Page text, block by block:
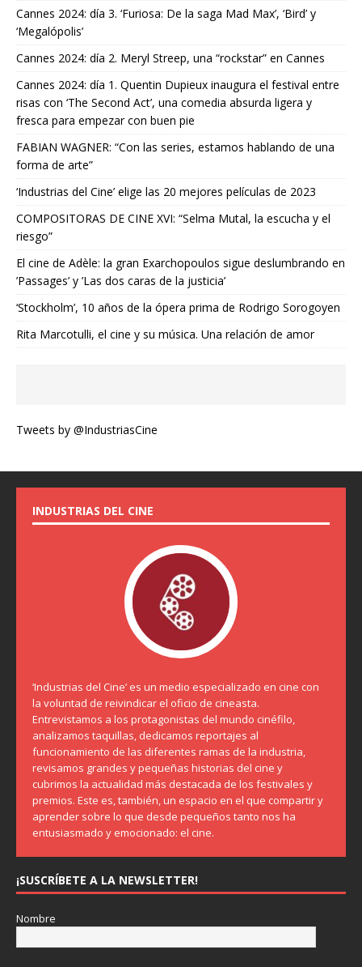
Cannes 2024: día 3. ‘Furiosa: De la saga Mad Max’, ‘Bird’ y
‘Megalópolis’
Cannes 2024: día 2. Meryl Streep, una “rockstar” en Cannes
Cannes 2024: día 1. Quentin Dupieux inaugura el festival entre
risas con ‘The Second Act’, una comedia absurda ligera y
fresca para empezar con buen pie
FABIAN WAGNER: “Con las series, estamos hablando de una
forma de arte”
‘Industrias del Cine’ elige las 20 mejores películas de 2023
COMPOSITORAS DE CINE XVI: “Selma Mutal, la escucha y el
riesgo”
El cine de Adèle: la gran Exarchopoulos sigue deslumbrando en
’Passages’ y ’Las dos caras de la justicia’
‘Stockholm’, 10 años de la ópera prima de Rodrigo Sorogoyen
Rita Marcotulli, el cine y su música. Una relación de amor
Tweets by @IndustriasCine
INDUSTRIAS DEL CINE
‘Industrias del Cine’ es un medio especializado en cine con
la voluntad de reivindicar el oficio de cineasta.
Entrevistamos a los protagonistas del mundo cinéfilo,
analizamos taquillas, dedicamos reportajes al
funcionamiento de las diferentes ramas de la industria,
revisamos grandes y pequeñas historias del cine y
cubrimos la actualidad más destacada de los festivales y
premios. Este es, también, un espacio en el que compartir y
aprender sobre lo que desde pequeños tanto nos ha
entusiasmado y emocionado: el cine.
¡SUSCRÍBETE A LA NEWSLETTER!
Nombre